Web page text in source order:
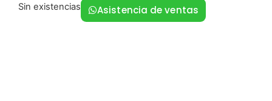
Sin existencias Asistencia de ventas